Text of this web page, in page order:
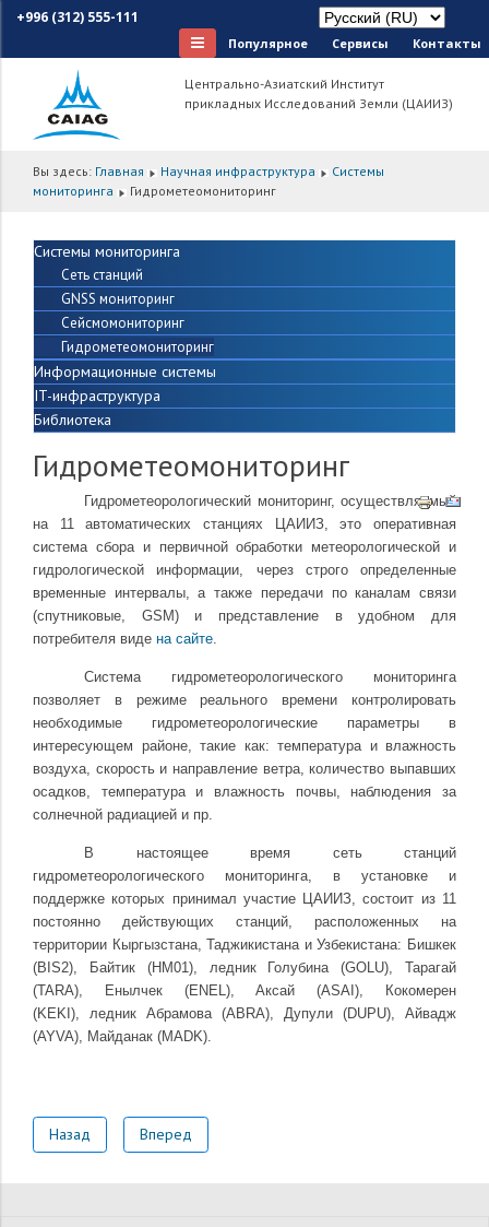
+996 (312) 555-111
Популярное Сервисы Контакты
Центрально-Азиатский Институт
прикладных Исследований Земли (ЦАИИЗ)
Вы здесь: Главная Научная инфраструктура
Системы
мониторинга
Гидрометеомониторинг
Системы мониторинга
Сеть станций
GNSS мониторинг
Сейсмомониторинг
Гидрометеомониторинг
Информационные системы
IT-инфраструктура
Библиотека
Гидрометеомониторинг
Гидрометеорологический мониторинг, осуществляемый
на 11 автоматических станциях ЦАИИЗ, это оперативная
система сбора и первичной обработки метеорологической и
гидрологической информации, через строго определенные
временные интервалы, а также передачи по каналам связи
(спутниковые, GSM) и представление в удобном для
потребителя виде на сайте.
Система гидрометеорологического мониторинга
позволяет в режиме реального времени контролировать
необходимые гидрометеорологические параметры в
интересующем районе, такие как: температура и влажность
воздуха, скорость и направление ветра, количество выпавших
осадков, температура и влажность почвы, наблюдения за
солнечной радиацией и пр.
В настоящее время сеть станций
гидрометеорологического мониторинга, в установке и
поддержке которых принимал участие ЦАИИЗ, состоит из 11
постоянно действующих станций, расположенных на
территории Кыргызстана, Таджикистана и Узбекистана: Бишкек
(BIS2), Байтик (HM01), ледник Голубина (GOLU), Тарагай
(TARA), Енылчек (ENEL), Аксай (ASAI), Кокомерен
(KEKI), ледник Абрамова (ABRA), Дупули (DUPU), Айвадж
(AYVA), Майданак (MADK).
Назад Вперед